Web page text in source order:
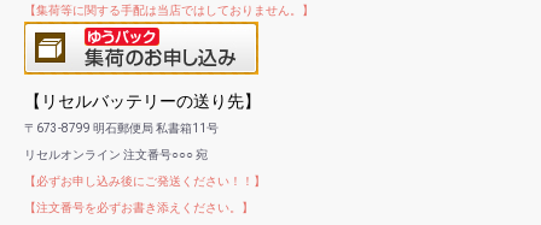
【集荷等に関する手配は当店ではしておりません。】
【リセルバッテリーの送り先】
〒673-8799 明石郵便局 私書箱11号
リセルオンライン 注文番号○○○ 宛
【必ずお申し込み後にご発送ください！！】
【注文番号を必ずお書き添えください。】